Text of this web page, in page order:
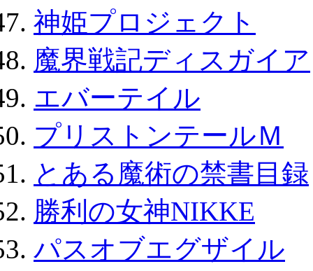
神姫プロジェクト
魔界戦記ディスガイア
エバーテイル
プリストンテールＭ
とある魔術の禁書目録
勝利の女神NIKKE
パスオブエグザイル